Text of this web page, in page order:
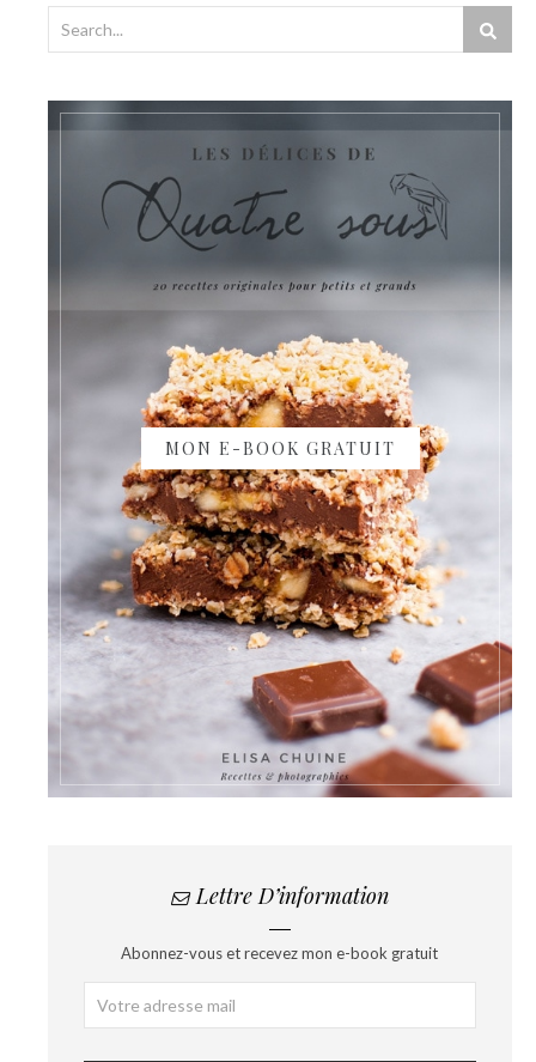
MON E-BOOK GRATUIT
Lettre D’information
Abonnez-vous et recevez mon e-book gratuit